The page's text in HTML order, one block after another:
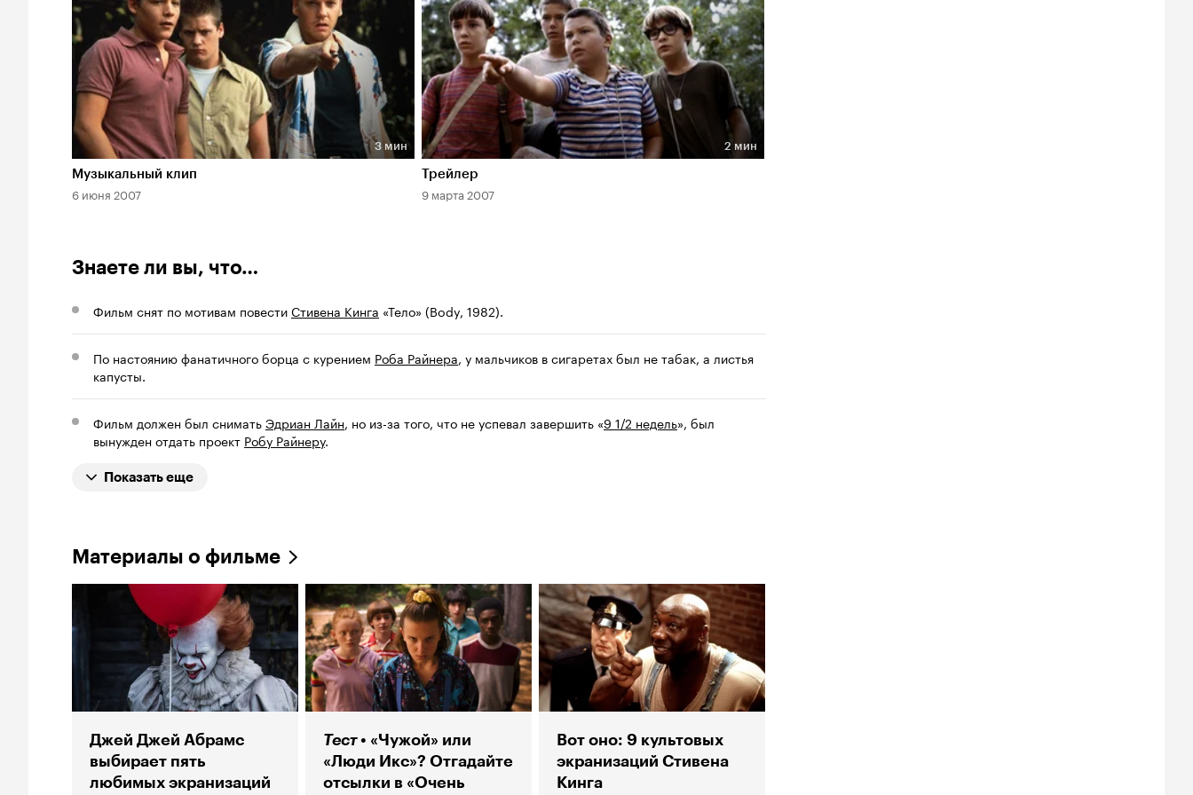
Длительность 3 мин
3 мин
Музыкальный клип
6 июня 2007
Длительность 2 мин
2 мин
Трейлер
9 марта 2007
Знаете ли вы, что…
Фильм снят по мотивам повестиСтивена Кинга «Тело» (Body, 1982).
По настоянию фанатичного борца с курением Роба Райнера, у мальчиков в сигаретах был не табак, а листья
капусты.
Фильм должен был сниматьЭдриан Лайн, но из-за того, что не успевал завершить «9 1/2 недель», был
вынужден отдать проект Робу Райнеру.
Показать еще
Материалы о фильме
Джей Джей Абрамс
выбирает пять
любимых экранизаций
Тест
«Чужой» или
«Люди Икс»? Отгадайте
отсылки в «Очень
Вот оно: 9 культовых
экранизаций Стивена
Кинга